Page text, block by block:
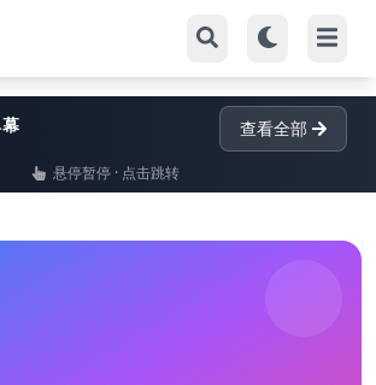
查看全部
悬停暂停 · 点击跳转